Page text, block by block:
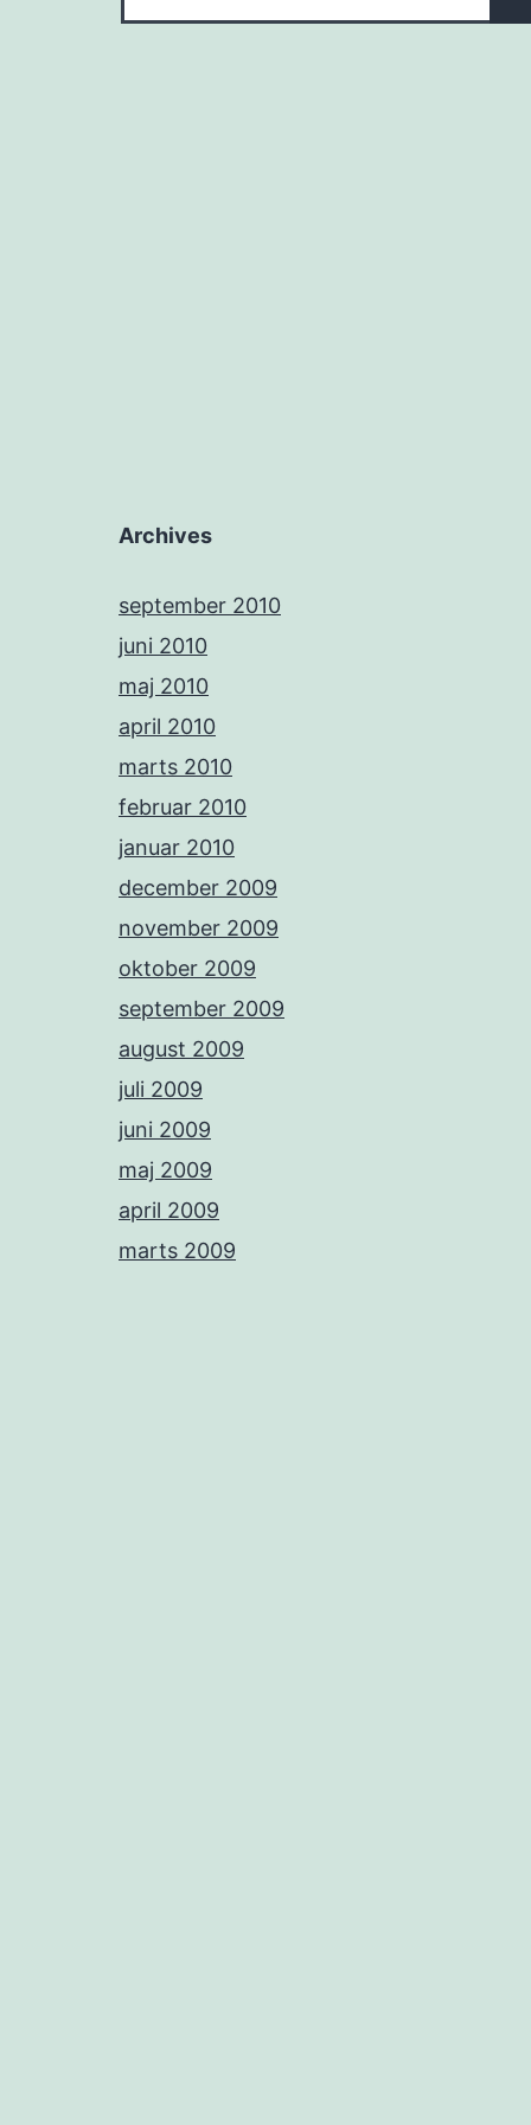
Archives
september 2010
juni 2010
maj 2010
april 2010
marts 2010
februar 2010
januar 2010
december 2009
november 2009
oktober 2009
september 2009
august 2009
juli 2009
juni 2009
maj 2009
april 2009
marts 2009